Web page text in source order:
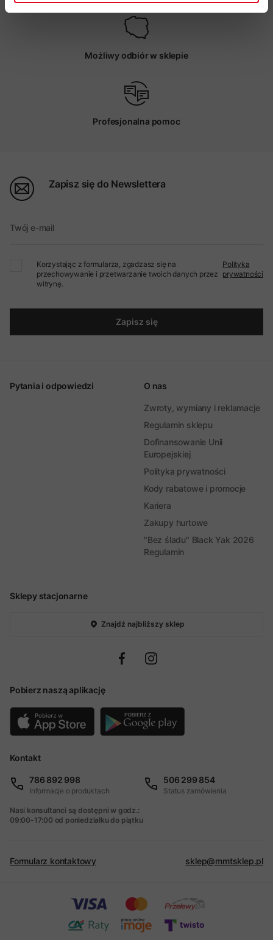
Możliwy odbiór w sklepie
Profesjonalna pomoc
Zapisz się do Newslettera
Twój e-mail
Korzystając z formularza, zgadzasz się na
przechowywanie i przetwarzanie twoich danych przez
witrynę.
Polityka
prywatności
Zapisz się
Sklepy stacjonarne
Znajdź najbliższy sklep
Pobierz naszą aplikację
Pytania i odpowiedzi O nas
Zwroty, wymiany i reklamacje
Regulamin sklepu
Dofinansowanie Unii
Europejskiej
Polityka prywatności
Kody rabatowe i promocje
Kariera
Zakupy hurtowe
"Bez śladu" Black Yak 2026
Regulamin
Kontakt
786 892 998
Informacje o produktach
506 299 854
Status zamówienia
Nasi konsultanci są dostępni w godz.:
09:00-17:00 od poniedziałku do piątku
Formularz kontaktowy sklep@mmtsklep.pl